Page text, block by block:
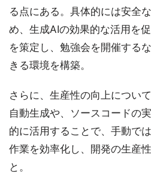
る点にある。具体的には安全
め、生成AIの効果的な活用を
を策定し、勉強会を開催する
きる環境を構築。
さらに、生産性の向上につい
自動生成や、ソースコードの
的に活用することで、手動で
作業を効率化し、開発の生産
と。